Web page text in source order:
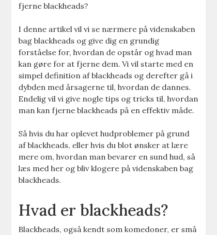
fjerne blackheads?
I denne artikel vil vi se nærmere på videnskaben
bag blackheads og give dig en grundig
forståelse for, hvordan de opstår og hvad man
kan gøre for at fjerne dem. Vi vil starte med en
simpel definition af blackheads og derefter gå i
dybden med årsagerne til, hvordan de dannes.
Endelig vil vi give nogle tips og tricks til, hvordan
man kan fjerne blackheads på en effektiv måde.
Så hvis du har oplevet hudproblemer på grund
af blackheads, eller hvis du blot ønsker at lære
mere om, hvordan man bevarer en sund hud, så
læs med her og bliv klogere på videnskaben bag
blackheads.
Hvad er blackheads?
Blackheads, også kendt som komedoner, er små